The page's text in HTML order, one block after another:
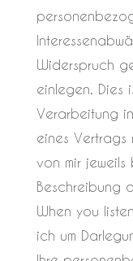
Widerspruch
einlegen. Dies
Verarbeitung
eines Vertrags
von mir
Beschreibung
When you
ich um